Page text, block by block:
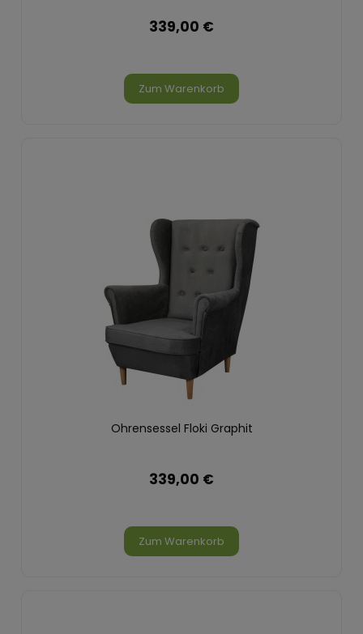
339,00 €
Zum Warenkorb
Ohrensessel Floki Graphit
339,00 €
Zum Warenkorb